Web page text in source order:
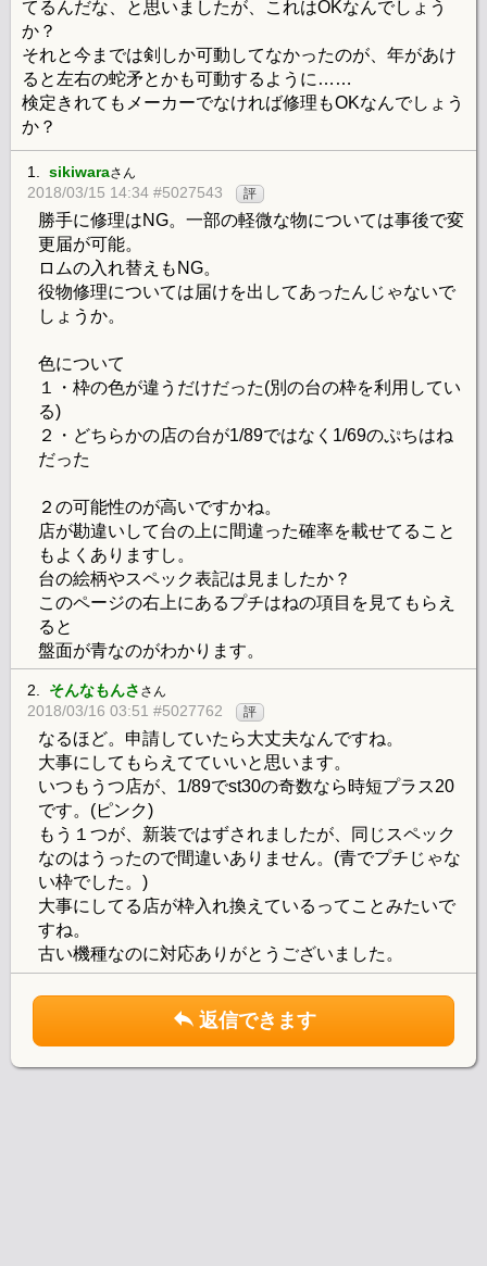
てるんだな、と思いましたが、これはOKなんでしょう
か？
それと今までは剣しか可動してなかったのが、年があけ
ると左右の蛇矛とかも可動するように……
検定きれてもメーカーでなければ修理もOKなんでしょう
か？
1. sikiwaraさん
2018/03/15 14:34 #5027543 評
勝手に修理はNG。一部の軽微な物については事後で変
更届が可能。
ロムの入れ替えもNG。
役物修理については届けを出してあったんじゃないで
しょうか。
色について
１・枠の色が違うだけだった(別の台の枠を利用してい
る)
２・どちらかの店の台が1/89ではなく1/69のぷちはね
だった
２の可能性のが高いですかね。
店が勘違いして台の上に間違った確率を載せてること
もよくありますし。
台の絵柄やスペック表記は見ましたか？
このページの右上にあるプチはねの項目を見てもらえ
ると
盤面が青なのがわかります。
2. そんなもんさ さん
2018/03/16 03:51 #5027762 評
なるほど。申請していたら大丈夫なんですね。
大事にしてもらえてていいと思います。
いつもうつ店が、1/89でst30の奇数なら時短プラス20
です。(ピンク)
もう１つが、新装ではずされましたが、同じスペック
なのはうったので間違いありません。(青でプチじゃな
い枠でした。)
大事にしてる店が枠入れ換えているってことみたいで
すね。
古い機種なのに対応ありがとうございました。
返信できます